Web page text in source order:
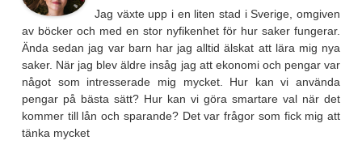
Jag växte upp i en liten stad i Sverige, omgiven
av böcker och med en stor nyfikenhet för hur saker fungerar.
Ända sedan jag var barn har jag alltid älskat att lära mig nya
saker. När jag blev äldre insåg jag att ekonomi och pengar var
något som intresserade mig mycket. Hur kan vi använda
pengar på bästa sätt? Hur kan vi göra smartare val när det
kommer till lån och sparande? Det var frågor som fick mig att
tänka mycket